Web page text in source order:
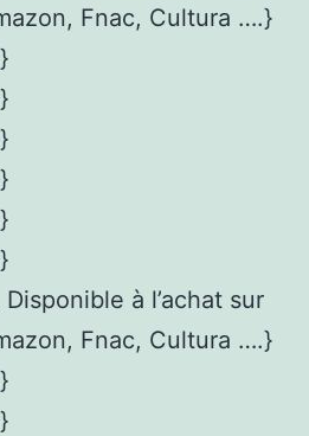
Fnac, Cultura ….}
Disponible à l’achat sur
Fnac, Cultura ….}